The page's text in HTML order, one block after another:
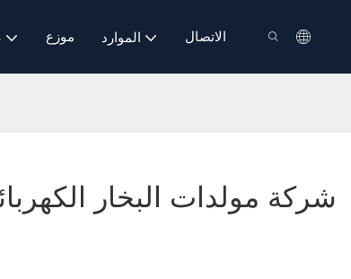
موزع الموارد الاتصال
شركة مولدات البخار